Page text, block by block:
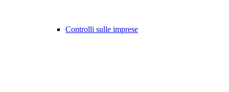
Controlli sulle imprese